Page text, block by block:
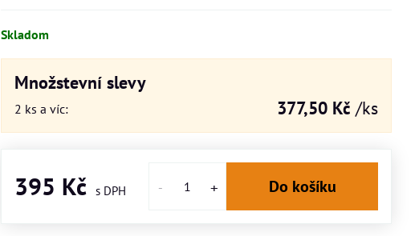
Skladom
Množstevní slevy
2 ks a víc: 377,50 Kč /ks
395 Kč Do košíku